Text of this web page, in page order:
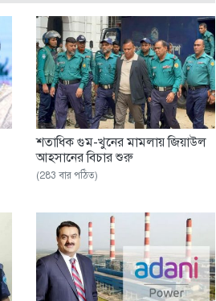
শতাধিক গুম-খুনের মামলায় জিয়াউল
আহসানের বিচার শুরু
(283 বার পঠিত)